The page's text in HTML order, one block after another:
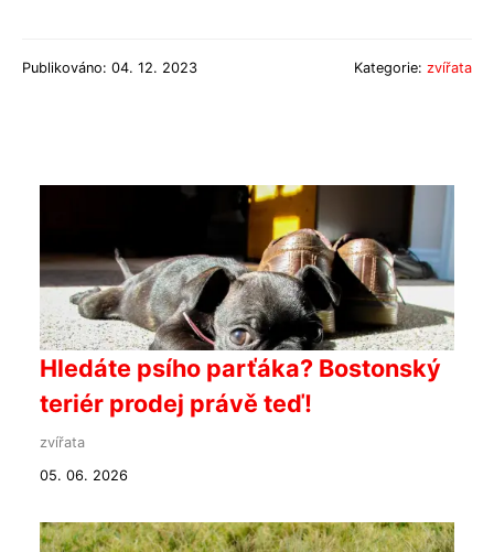
Publikováno: 04. 12. 2023 Kategorie: zvířata
Hledáte psího parťáka? Bostonský
teriér prodej právě teď!
zvířata
05. 06. 2026